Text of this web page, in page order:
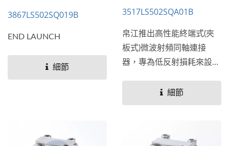
3867LS502SQ019B
END LAUNCH
細節
3517LS502SQA01B
帛江推出高性能終端式(夾
板式)微波射頻同軸連接
器，專為低反射損耗來設
細節